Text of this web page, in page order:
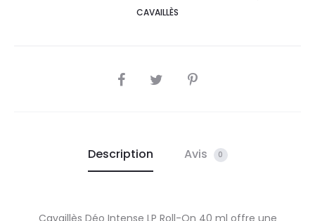
CAVAILLÈS
SHARE
Description Avis 0
Cavaillès Déo Intense LP Roll-On 40 ml offre une